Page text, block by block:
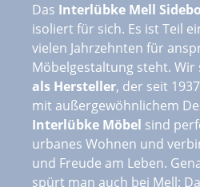
Das Interlübke Mell
isoliert für sich. Es ist Teil
vielen Jahrzehnten für
Möbelgestaltung steht. Wir
als Hersteller, der seit
mit außergewöhnlichem
Interlübke Möbel sind
urbanes Wohnen und
und Freude am Leben.
spürt man auch bei Mell: